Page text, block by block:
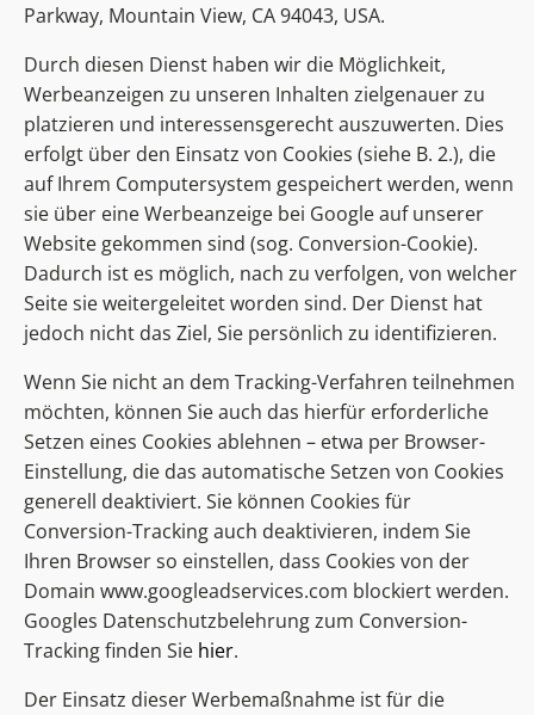
Parkway, Mountain View, CA 94043, USA.
Durch diesen Dienst haben wir die Möglichkeit,
Werbeanzeigen zu unseren Inhalten zielgenauer zu
platzieren und interessensgerecht auszuwerten. Dies
erfolgt über den Einsatz von Cookies (siehe B. 2.), die
auf Ihrem Computersystem gespeichert werden, wenn
sie über eine Werbeanzeige bei Google auf unserer
Website gekommen sind (sog. Conversion-Cookie).
Dadurch ist es möglich, nach zu verfolgen, von welcher
Seite sie weitergeleitet worden sind. Der Dienst hat
jedoch nicht das Ziel, Sie persönlich zu identifizieren.
Wenn Sie nicht an dem Tracking-Verfahren teilnehmen
möchten, können Sie auch das hierfür erforderliche
Setzen eines Cookies ablehnen – etwa per Browser-
Einstellung, die das automatische Setzen von Cookies
generell deaktiviert. Sie können Cookies für
Conversion-Tracking auch deaktivieren, indem Sie
Ihren Browser so einstellen, dass Cookies von der
Domain www.googleadservices.com blockiert werden.
Googles Datenschutzbelehrung zum Conversion-
Tracking finden Sie hier.
Der Einsatz dieser Werbemaßnahme ist für die